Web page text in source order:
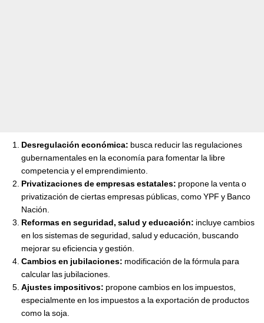
Desregulación económica: busca reducir las regulaciones
gubernamentales en la economía para fomentar la libre
competencia y el emprendimiento.
Privatizaciones de empresas estatales: propone la venta o
privatización de ciertas empresas públicas, como YPF y Banco
Nación.
Reformas en seguridad, salud y educación: incluye cambios
en los sistemas de seguridad, salud y educación, buscando
mejorar su eficiencia y gestión.
Cambios en jubilaciones: modificación de la fórmula para
calcular las jubilaciones.
Ajustes impositivos: propone cambios en los impuestos,
especialmente en los impuestos a la exportación de productos
como la soja.